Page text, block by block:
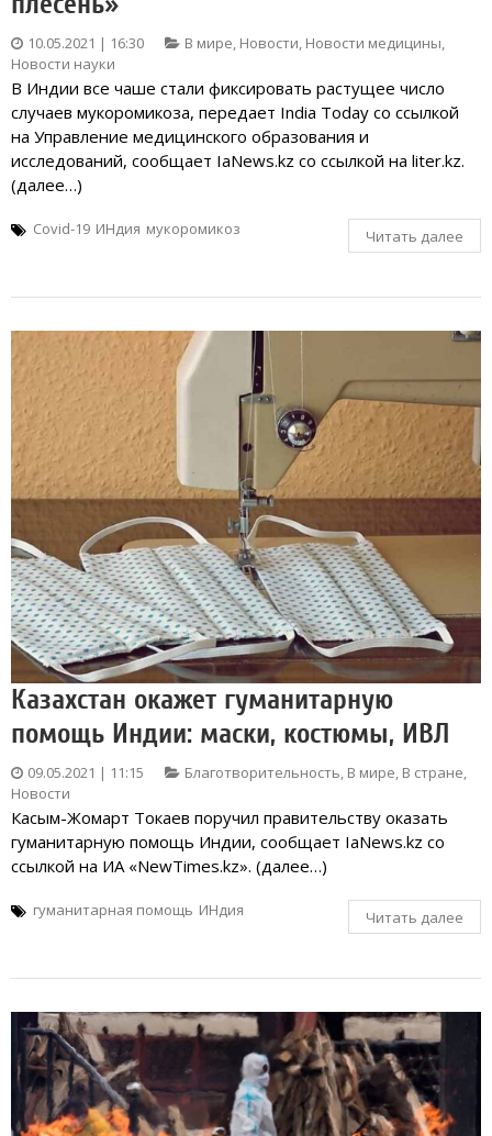
10.05.2021 | 16:30 В мире, Новости, Новости медицины,
Новости науки
В Индии все чаше стали фиксировать растущее число
случаев мукоромикоза, передает India Today со ссылкой
на Управление медицинского образования и
исследований, сообщает IaNews.kz со ссылкой на liter.kz.
(далее…)
Covid-19 ИНдия мукоромикоз Читать далее
Казахстан окажет гуманитарную
помощь Индии: маски, костюмы, ИВЛ
09.05.2021 | 11:15 Благотворительность, В мире, В стране,
Новости
Касым-Жомарт Токаев поручил правительству оказать
гуманитарную помощь Индии, сообщает IaNews.kz со
ссылкой на ИА «NewTimes.kz». (далее…)
гуманитарная помощь ИНдия Читать далее